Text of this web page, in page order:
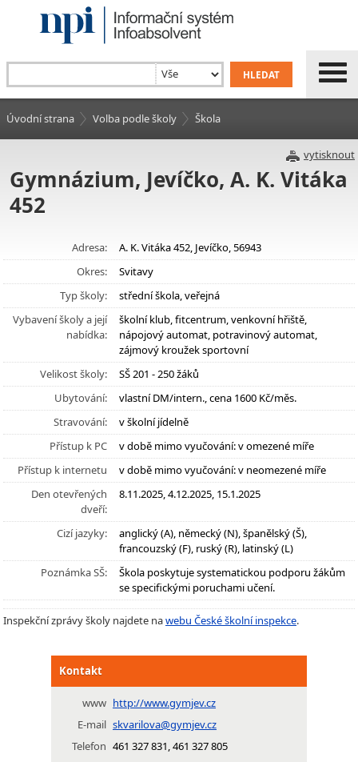
Úvodní strana Volba podle školy Škola
vytisknout
Gymnázium, Jevíčko, A. K. Vitáka
452
Adresa:
A. K. Vitáka 452, Jevíčko, 56943
Okres:
Svitavy
Typ školy:
střední škola, veřejná
Vybavení školy a její
nabídka:
školní klub, fitcentrum, venkovní hřiště,
nápojový automat, potravinový automat,
zájmový kroužek sportovní
Velikost školy:
SŠ 201 - 250 žáků
Ubytování:
vlastní DM/intern., cena 1600 Kč/měs.
Stravování:
v školní jídelně
Přístup k PC
v době mimo vyučování: v omezené míře
Přístup k internetu
v době mimo vyučování: v neomezené míře
Den otevřených
dveří:
8.11.2025, 4.12.2025, 15.1.2025
Cizí jazyky:
anglický (A), německý (N), španělský (Š),
francouzský (F), ruský (R), latinský (L)
Poznámka SŠ:
Škola poskytuje systematickou podporu žákům
se specifickými poruchami učení.
Inspekční zprávy školy najdete nawebu České školní inspekce.
Kontakt
www http://www.gymjev.cz
E-mail skvarilova@gymjev.cz
Telefon 461 327 831, 461 327 805